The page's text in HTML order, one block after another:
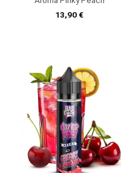
13,90€